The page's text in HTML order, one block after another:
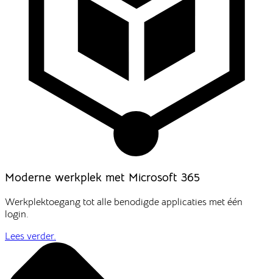
Moderne werkplek met Microsoft 365
Werkplektoegang tot alle benodigde applicaties met één
login.
Lees verder.